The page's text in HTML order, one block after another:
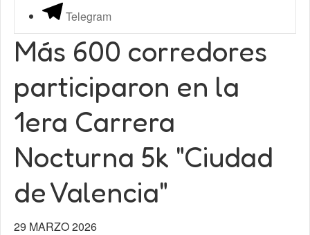
Telegram
Más 600 corredores
participaron en la
1era Carrera
Nocturna 5k "Ciudad
de Valencia"
29 MARZO 2026